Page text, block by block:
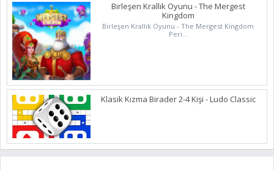
Birleşen Krallık Oyunu - The Mergest
Kingdom
Birleşen Krallık Oyunu - The Mergest Kingdom
Peri...
Klasik Kızma Birader 2-4 Kişi - Ludo Classic